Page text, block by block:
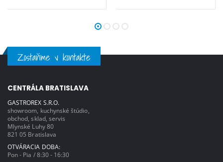
Zostaňme v kontakte
CENTRÁLA BRATISLAVA
GASTROREX S.R.O.
showroom, kuchynské štúdio,
obchod, sklad, servis
Mlynské Luhy 80
821 05 Bratislava
OTVÁRACIA DOBA:
Pon - Pia / 8:30 - 16:30